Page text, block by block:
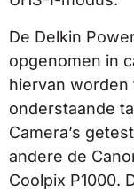
De Delkin
opgenomen in
hiervan worden
onderstaande
Camera’s
andere de
Coolpix P1000.